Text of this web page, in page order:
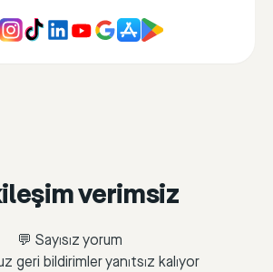
verimsiz
💬 Sayısız yorum
geri bildirimler yanıtsız kalıyor